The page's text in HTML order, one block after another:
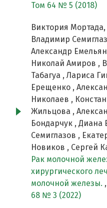
Том 64 № 5 (2018)
Виктория
Владимир
Александр
Николай Амиров ,
Табагуа , Лариса
Ерещенко ,
Николаев ,
Жильцова ,
Бондарчук , Диана
Семиглазов ,
Новиков , Сергей
Рак молочной
хирургического
молочной железы. ,
68 № 3 (2022)